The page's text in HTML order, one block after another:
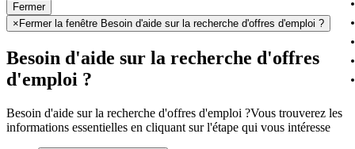
Fermer
× Fermer la fenêtre Besoin d'aide sur la recherche d'offres d'emploi ?
Besoin d'aide sur la recherche d'offres
d'emploi ?
Besoin d'aide sur la recherche d'offres d'emploi ?Vous trouverez les
informations essentielles en cliquant sur l'étape qui vous intéresse